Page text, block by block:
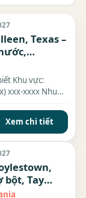
Texas –
Khu vực:
xxx-xxxx Nhu
Xem chi tiết
bột, Tay